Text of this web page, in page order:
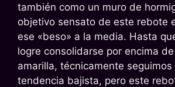
también como un muro de
objetivo sensato de este rebote
ese «beso» a la media. Hasta
logre consolidarse por encima
amarilla, técnicamente seguimos
tendencia bajista, pero este